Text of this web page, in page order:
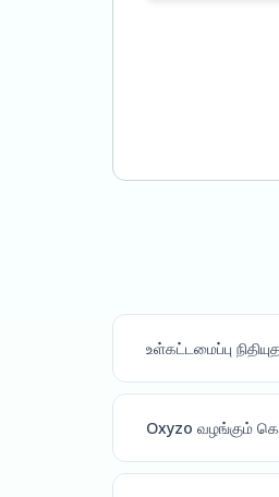
உள்கட்டமைப்பு
Oxyzo வழங்கும்